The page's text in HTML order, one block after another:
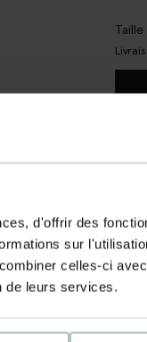
d'offrir des
sur
celles-ci
de leurs services.
de